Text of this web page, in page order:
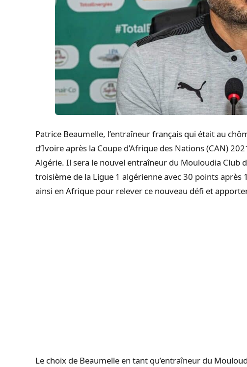
Patrice Beaumelle, l’entraîneur français qui était au
d’Ivoire après la Coupe d’Afrique des Nations (CAN)
Algérie. Il sera le nouvel entraîneur du Mouloudia Club
troisième de la Ligue 1 algérienne avec 30 points
ainsi en Afrique pour relever ce nouveau défi et
Le choix de Beaumelle en tant qu’entraîneur du